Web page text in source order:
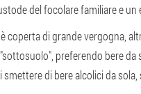
del focolare familiare e
coperta di grande vergogna,
preferendo bere
di bere alcolici da